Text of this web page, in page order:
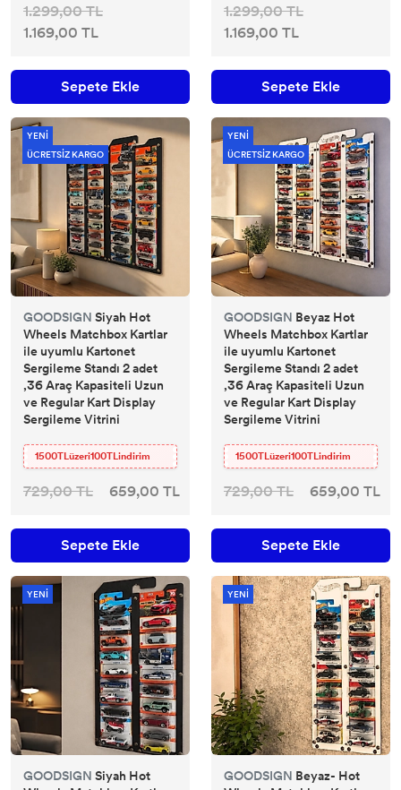
1.299,00 TL
1.169,00 TL
Sepete Ekle
1.299,00 TL
1.169,00 TL
Sepete Ekle
YENİ
ÜCRETSİZ KARGO
GOODSIGN Siyah Hot
Wheels Matchbox Kartlar
ile uyumlu Kartonet
Sergileme Standı 2 adet
,36 Araç Kapasiteli Uzun
ve Regular Kart Display
Sergileme Vitrini
1500TLüzeri100TLindirim
729,00 TL 659,00 TL
Sepete Ekle
YENİ
ÜCRETSİZ KARGO
GOODSIGN Beyaz Hot
Wheels Matchbox Kartlar
ile uyumlu Kartonet
Sergileme Standı 2 adet
,36 Araç Kapasiteli Uzun
ve Regular Kart Display
Sergileme Vitrini
1500TLüzeri100TLindirim
729,00 TL 659,00 TL
Sepete Ekle
YENİ
GOODSIGN Siyah Hot
YENİ
GOODSIGN Beyaz- Hot